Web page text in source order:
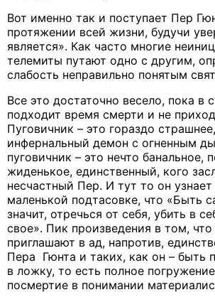
Вот именно так и поступает Пер
протяжении всей жизни, будучи
является». Как часто многие
телемиты путают одно с другим,
слабость неправильно понятым
Все это достаточно весело, пока в
подходит время смерти и не
Пуговичник – это гораздо
инфернальный демон с огненным
пуговичник – это нечто банальное,
жиденькое, единственный, кого
несчастный Пер. И тут то он
маленькой подтасовке, что «Быть
значит, отречься от себя, убить в
свое». Пик произведения в том, что
приглашают в ад, напротив,
Пера Гюнта и таких, как он – быть
в ложку, то есть полное
посмертие в понимании